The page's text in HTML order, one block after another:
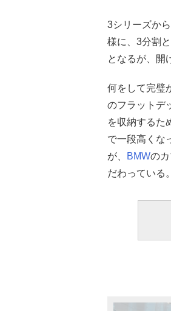
3シリーズか
様に、3分割
となるが、開
何をして完璧
のフラットデ
を収納するた
で一段高くな
が、
BMWの
だわっている。